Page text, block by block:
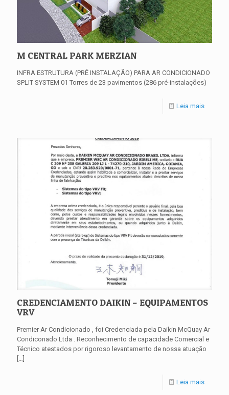
M CENTRAL PARK MERZIAN
INFRA ESTRUTURA (PRÉ INSTALAÇÃO) PARA AR CONDICIONADO
SPLIT SYSTEM 01 Torres de 23 pavimentos (286 pré-instalações)
Leia mais
CREDENCIAMENTO DAIKIN – EQUIPAMENTOS
VRV
Premier Ar Condicionado , foi Credenciada pela Daikin McQuay Ar
Condiconado Ltda . Reconhecimento de capacidade Comercial e
Técnico atestados por rigoroso levantamento de nossa atuação
[…]
Leia mais